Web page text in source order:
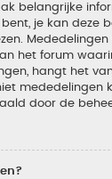
belangrijke
je kan deze
Mededelingen
het forum
hangt het
mededelingen
door de